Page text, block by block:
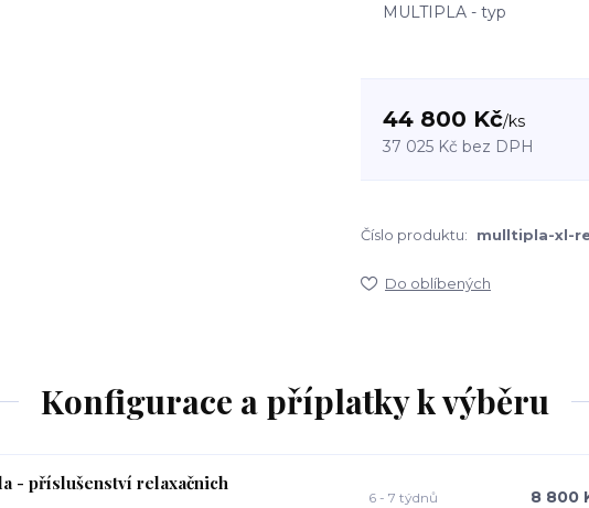
MULTIPLA - typ
44 800 Kč/ks
37 025 Kč bez DPH
Číslo produktu: mulltipla-xl-
Do oblíbených
Konfigurace a příplatky k výběru
- příslušenství relaxačnich
8 800
6 - 7 týdnů